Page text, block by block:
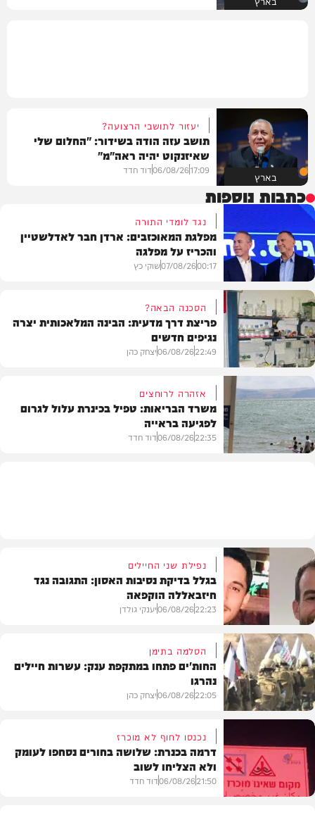
בארץ
יעזור לתושבי הרצועה?
תושב עזה הודה בשידור: "החלום שלי
שאיזנקוט יהיה ראה"מ"
17:09
06/08/26דוד חדד
כתבות נוספות
פוליטי
נגד לומדי התורה
מפלגת המאוכזבים: ארדן חבר לאדלשטיין
והכריז על מפלגה
00:17
07/08/26שוקי כץ
בריאות
הסכנה הבאה?
פריצת דרך מדעית: הבינה המלאכותית יצרה
נגיפים חדשים
22:49
06/08/26יצחק כהן
אזהרה לרוחצים
משרד הבריאות: טפיל בכינרת עלול לגרום
לפגיעה בראייה
22:35
06/08/26דוד חדד
צבא וביטחון
נפילת שני החיילים
בגלל בדיקת נסיבות האסון: התגובה נגד
חיזבאללה הוקפאה
22:23
06/08/26יענקי גולדן
בעולם
הסלמה בתימן
החות'ים פתחו במתקפת ענק: עשרות חיילים
נהרגו
22:05
06/08/26יצחק כהן
נכנסו לחוף לא מוכרז
דרמה בכנרת: שלושה בחורים נסחפו לעומק
ולא הצליחו לשוב
21:50
06/08/26דוד חדד